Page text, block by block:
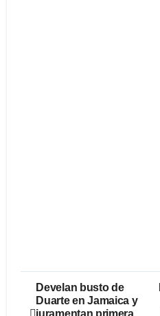
Navegación
Develan busto de
Duarte en Jamaica y
juramentan primera